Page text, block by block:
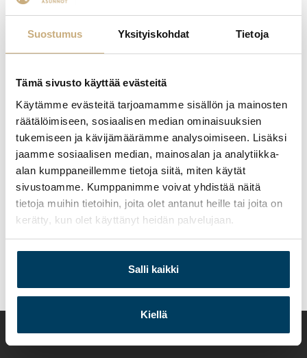
Suostumus Yksityiskohdat Tietoja
Tämä sivusto käyttää evästeitä
Käytämme evästeitä tarjoamamme sisällön ja mainosten
räätälöimiseen, sosiaalisen median ominaisuuksien
tukemiseen ja kävijämäärämme analysoimiseen. Lisäksi
jaamme sosiaalisen median, mainosalan ja analytiikka-
alan kumppaneillemme tietoja siitä, miten käytät
sivustoamme. Kumppanimme voivat yhdistää näitä
tietoja muihin tietoihin, joita olet antanut heille tai joita on
kerätty, kun olet käyttänyt heidän palvelujaan.
Salli kaikki
Kiellä
Solarikseen on sisustussuunnittelija laatinut kolme konseptia:
Yhtiön asunnot ovat valmistuneet keväällä 2024. Kohteen
maksaa myymättömien asuntojen hoito- ja
pääomavastikkeet kohteen valmistumisen jälkeen niin kauan,
kunnes asunnot on myyty. Muut osakkeenomistajat eivät
joudu osallistumaan näihin kuluihin.
LISÄTETOJA KOHTEESTA JA MUISTA MYYTÄVISTÄ
ASUNNOISTA:
www.solarisnaantali.fi.
Ota yhteyttä, kerron mielelläni lisää!
Päivi Tausa puh. 0400 755 258